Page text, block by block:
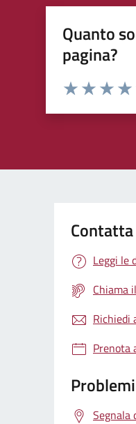
Quanto
pagina?
Rating:
Leggi le
Chiama
Richiedi
Prenota
Segnala